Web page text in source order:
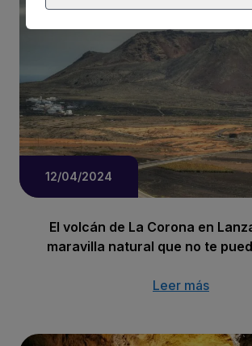
12/04/2024
El volcán de La Corona en
maravilla natural que no te
Leer más